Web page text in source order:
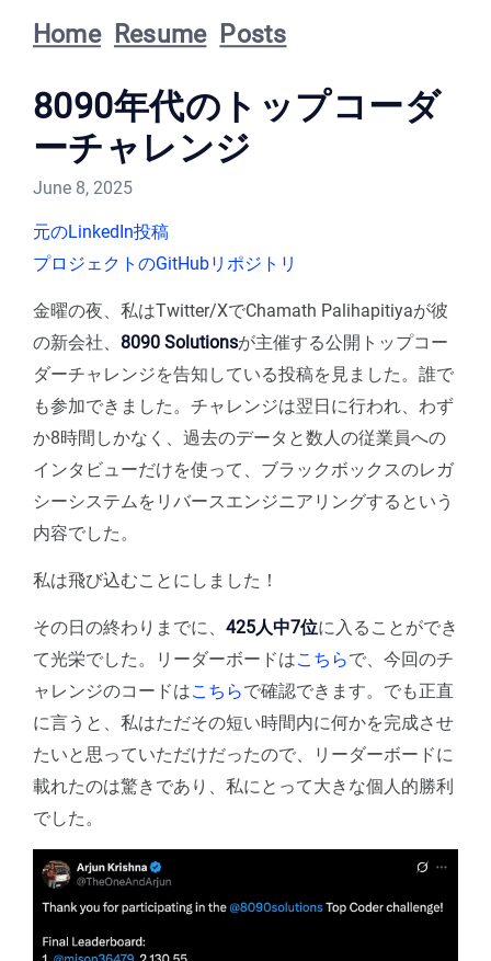
Home Resume Posts
8090年代のトップコーダ
ーチャレンジ
June 8, 2025
元のLinkedIn投稿
プロジェクトのGitHubリポジトリ
金曜の夜、私はTwitter/XでChamath Palihapitiyaが彼
の新会社、 8090 Solutionsが主催する公開トップコー
ダーチャレンジを告知している投稿を見ました。誰で
も参加できました。チャレンジは翌日に行われ、わず
か8時間しかなく、過去のデータと数人の従業員への
インタビューだけを使って、ブラックボックスのレガ
シーシステムをリバースエンジニアリングするという
内容でした。
私は飛び込むことにしました！
その日の終わりまでに、 425人中7位に入ることができ
て光栄でした。リーダーボードはこちらで、今回のチ
ャレンジのコードはこちらで確認できます。でも正直
に言うと、私はただその短い時間内に何かを完成させ
たいと思っていただけだったので、リーダーボードに
載れたのは驚きであり、私にとって大きな個人的勝利
でした。